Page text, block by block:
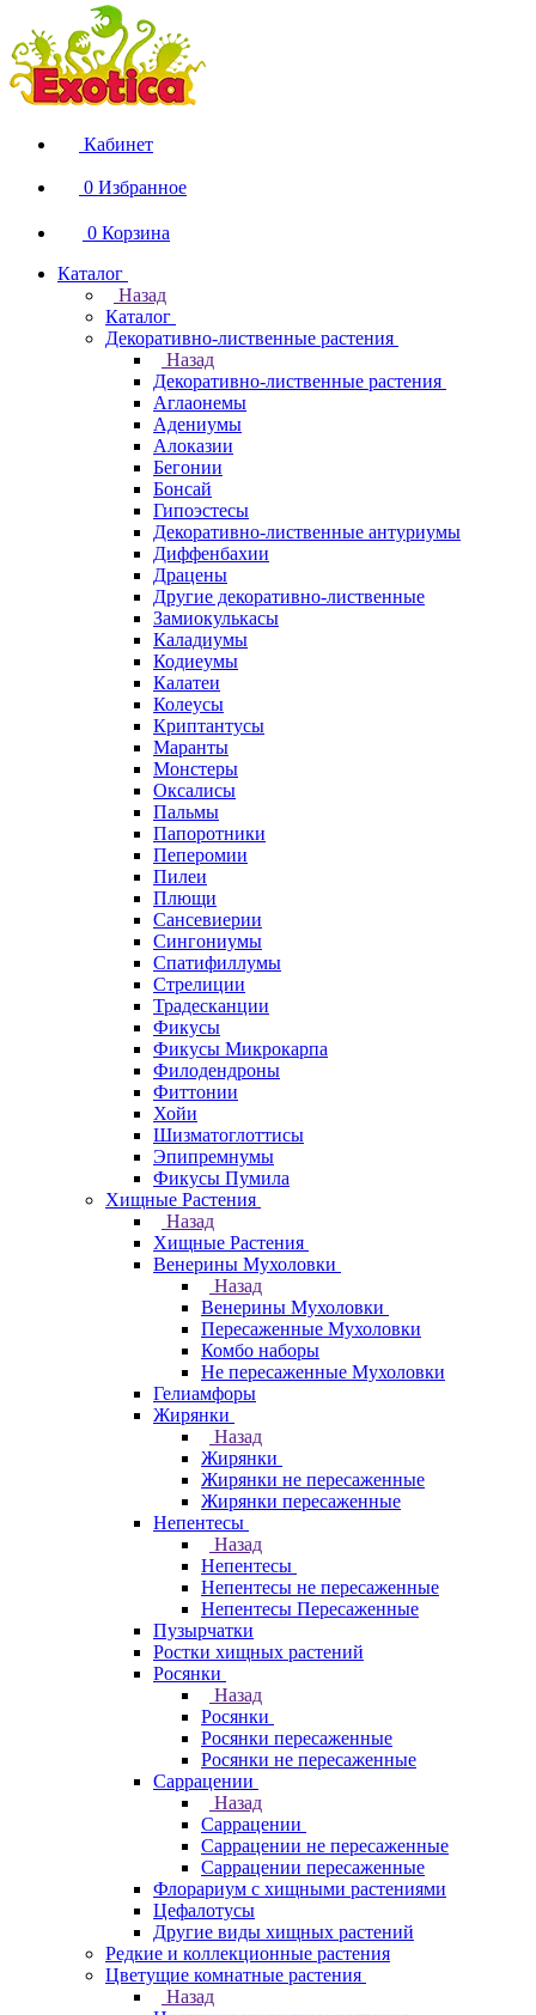
Кабинет
0 Избранное
0 Корзина
Каталог
Назад
Каталог
Декоративно-лиственные растения
Назад
Декоративно-лиственные растения
Аглаонемы
Адениумы
Алоказии
Бегонии
Бонсай
Гипоэстесы
Декоративно-лиственные антуриумы
Диффенбахии
Драцены
Другие декоративно-лиственные
Замиокулькасы
Каладиумы
Кодиеумы
Калатеи
Колеусы
Криптантусы
Маранты
Монстеры
Оксалисы
Пальмы
Папоротники
Пеперомии
Пилеи
Плющи
Сансевиерии
Сингониумы
Спатифиллумы
Стрелиции
Традесканции
Фикусы
Фикусы Микрокарпа
Филодендроны
Фиттонии
Хойи
Шизматоглоттисы
Эпипремнумы
Фикусы Пумила
Хищные Растения
Назад
Хищные Растения
Венерины Мухоловки
Назад
Венерины Мухоловки
Пересаженные Мухоловки
Комбо наборы
Не пересаженные Мухоловки
Гелиамфоры
Жирянки
Назад
Жирянки
Жирянки не пересаженные
Жирянки пересаженные
Непентесы
Назад
Непентесы
Непентесы не пересаженные
Непентесы Пересаженные
Пузырчатки
Ростки хищных растений
Росянки
Назад
Росянки
Росянки пересаженные
Росянки не пересаженные
Саррацении
Назад
Саррацении
Саррацении не пересаженные
Саррацении пересаженные
Флорариум с хищными растениями
Цефалотусы
Другие виды хищных растений
Редкие и коллекционные растения
Цветущие комнатные растения
Назад